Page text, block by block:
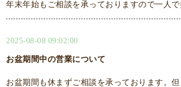
年末年始もご相談を承っておりますので一人
2025-08-08 09:02:00
お盆期間中の営業について
お盆期間も休まずご相談を承っております。